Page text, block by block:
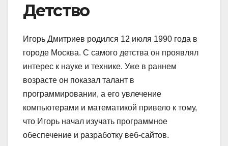
Детство
Игорь Дмитриев родился 12 июля 1990 года в
городе Москва. С самого детства он проявлял
интерес к науке и технике. Уже в раннем
возрасте он показал талант в
программировании, а его увлечение
компьютерами и математикой привело к тому,
что Игорь начал изучать программное
обеспечение и разработку веб-сайтов.